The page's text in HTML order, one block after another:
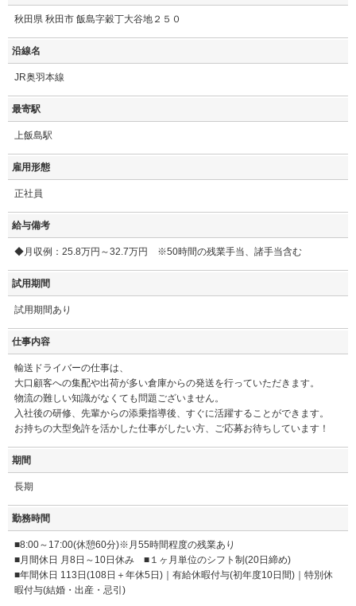
秋田県 秋田市 飯島字穀丁大谷地２５０
沿線名
JR奥羽本線
最寄駅
上飯島駅
雇用形態
正社員
給与備考
◆月収例：25.8万円～32.7万円 ※50時間の残業手当、諸手当含む
試用期間
試用期間あり
仕事内容
輸送ドライバーの仕事は、
大口顧客への集配や出荷が多い倉庫からの発送を行っていただきます。
物流の難しい知識がなくても問題ございません。
入社後の研修、先輩からの添乗指導後、すぐに活躍することができます。
お持ちの大型免許を活かした仕事がしたい方、ご応募お待ちしています！
期間
長期
勤務時間
■8:00～17:00(休憩60分)※月55時間程度の残業あり
■月間休日 月8日～10日休み ■１ヶ月単位のシフト制(20日締め)
■年間休日 113日(108日＋年休5日)｜有給休暇付与(初年度10日間)｜特別休
暇付与(結婚・出産・忌引)